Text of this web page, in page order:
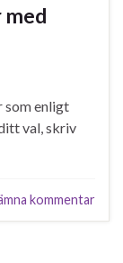
som enligt
val, skriv
kommentar